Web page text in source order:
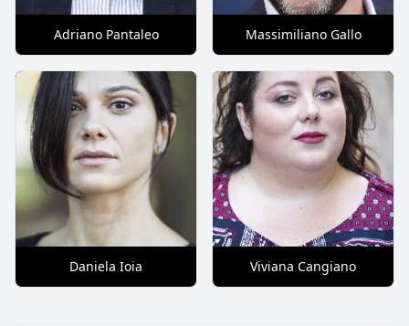
Adriano Pantaleo Massimiliano Gallo
Daniela Ioia Viviana Cangiano